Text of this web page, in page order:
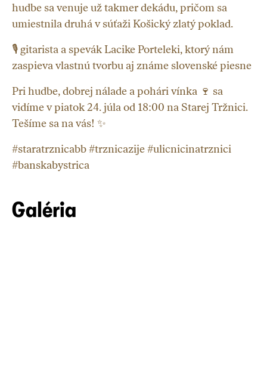
hudbe sa venuje už takmer dekádu, pričom sa
umiestnila druhá v súťaži Košický zlatý poklad.
🎙️ gitarista a spevák Lacike Porteleki, ktorý nám
zaspieva vlastnú tvorbu aj známe slovenské piesne
Pri hudbe, dobrej nálade a pohári vínka 🍷 sa
vidíme v piatok 24. júla od 18:00 na Starej Tržnici.
Tešíme sa na vás! ✨
#staratrznicabb #trznicazije #ulicnicinatrznici
#banskabystrica
Galéria